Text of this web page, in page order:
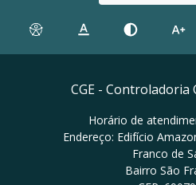
CGE - Controladoria
Horário de
Endereço: Edifício
Franco de
Bairro São